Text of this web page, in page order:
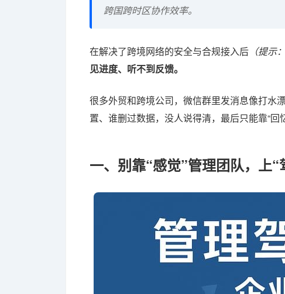
跨国跨时区协作效率。
在解决了跨境网络的安全与合规接入后 （提示
见进度、听不到反馈。
很多外贸和跨境公司，微信群里发消息像打水
置、谁删过数据，没人说得清，最后只能靠“回
一、别靠“感觉”管理团队，上